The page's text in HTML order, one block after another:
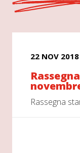
22 NOV 2018
Rassegna